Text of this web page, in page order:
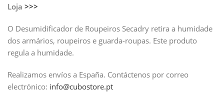
Loja>>>
O Desumidificador de Roupeiros Secadry retira a humidade
dos armários, roupeiros e guarda-roupas. Este produto
regula a humidade.
Realizamos envíos a España. Contáctenos por correo
electrónico: info@cubostore.pt